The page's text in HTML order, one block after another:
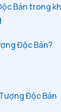
Bản trong
Độc Bản?
Độc Bản